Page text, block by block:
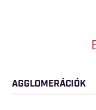
AGGLOMERÁCIÓK